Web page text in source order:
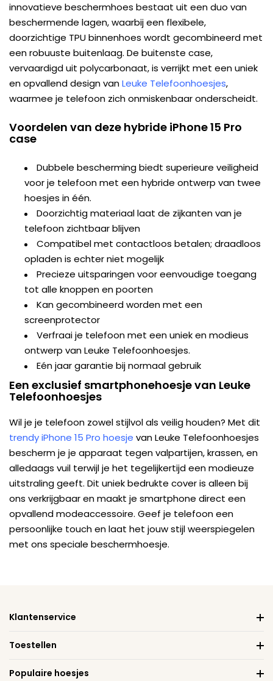
innovatieve beschermhoes bestaat uit een duo van
beschermende lagen, waarbij een flexibele,
doorzichtige TPU binnenhoes wordt gecombineerd met
een robuuste buitenlaag. De buitenste case,
vervaardigd uit polycarbonaat, is verrijkt met een uniek
en opvallend design vanLeuke Telefoonhoesjes,
waarmee je telefoon zich onmiskenbaar onderscheidt.
Voordelen van deze hybride iPhone 15 Pro
case
Dubbele bescherming biedt superieure veiligheid
voor je telefoon met een hybride ontwerp van twee
hoesjes in één.
Doorzichtig materiaal laat de zijkanten van je
telefoon zichtbaar blijven
Compatibel met contactloos betalen; draadloos
opladen is echter niet mogelijk
Precieze uitsparingen voor eenvoudige toegang
tot alle knoppen en poorten
Kan gecombineerd worden met een
screenprotector
Verfraai je telefoon met een uniek en modieus
ontwerp van Leuke Telefoonhoesjes.
Eén jaar garantie bij normaal gebruik
Een exclusief smartphonehoesje van Leuke
Telefoonhoesjes
Wil je je telefoon zowel stijlvol als veilig houden? Met dit
trendy iPhone 15 Pro hoesje van Leuke Telefoonhoesjes
bescherm je je apparaat tegen valpartijen, krassen, en
alledaags vuil terwijl je het tegelijkertijd een modieuze
uitstraling geeft. Dit uniek bedrukte cover is alleen bij
ons verkrijgbaar en maakt je smartphone direct een
opvallend modeaccessoire. Geef je telefoon een
persoonlijke touch en laat het jouw stijl weerspiegelen
met ons speciale beschermhoesje.
Klantenservice
Toestellen
Populaire hoesjes